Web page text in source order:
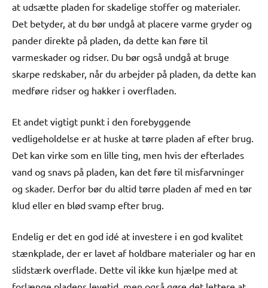
at udsætte pladen for skadelige stoffer og materialer.
Det betyder, at du bør undgå at placere varme gryder og
pander direkte på pladen, da dette kan føre til
varmeskader og ridser. Du bør også undgå at bruge
skarpe redskaber, når du arbejder på pladen, da dette kan
medføre ridser og hakker i overfladen.
Et andet vigtigt punkt i den forebyggende
vedligeholdelse er at huske at tørre pladen af efter brug.
Det kan virke som en lille ting, men hvis der efterlades
vand og snavs på pladen, kan det føre til misfarvninger
og skader. Derfor bør du altid tørre pladen af med en tør
klud eller en blød svamp efter brug.
Endelig er det en god idé at investere i en god kvalitet
stænkplade, der er lavet af holdbare materialer og har en
slidstærk overflade. Dette vil ikke kun hjælpe med at